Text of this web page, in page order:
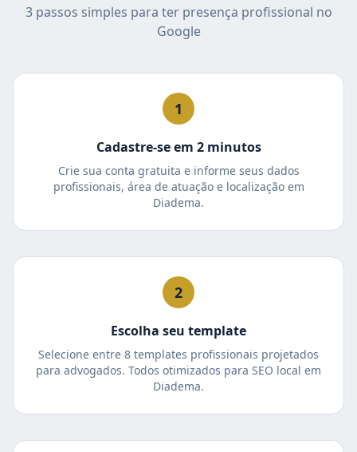
3 passos simples para ter presença profissional no
Google
1
Cadastre-se em 2 minutos
Crie sua conta gratuita e informe seus dados
profissionais, área de atuação e localização em
Diadema.
2
Escolha seu template
Selecione entre 8 templates profissionais projetados
para advogados. Todos otimizados para SEO local em
Diadema.